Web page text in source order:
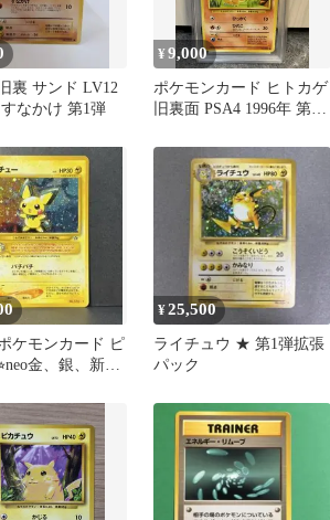
裏 サンド LV12
なかけ 第1弾
¥9,000
ポケモンカード ヒトカゲ
旧裏面 PSA4 1996年 第1
ケモンカード ピ
金、銀、新世
¥25,500
ライチュウ ★ 第1弾拡張
パック